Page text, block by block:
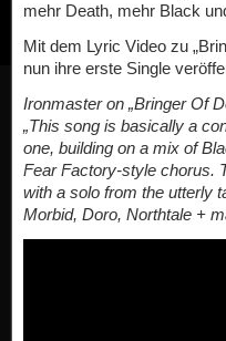
mehr Death, mehr Black
Mit dem Lyric Video zu
nun ihre erste Single
Ironmaster on „Bringer Of
„This song is basically a
one, building on a mix of
Fear Factory-style chorus.
with a solo from the utterly
Morbid, Doro, Northtale +